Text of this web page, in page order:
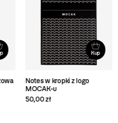
Kup
Notes w kropki z logo
MOCAK-u
50,00 zł